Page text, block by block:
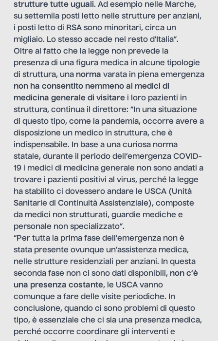
strutture tutte uguali. Ad esempio nelle Marche,
su settemila posti letto nelle strutture per anziani,
i posti letto di RSA sono minoritari, circa un
migliaio. Lo stesso accade nel resto d’Italia”.
Oltre al fatto che la legge non prevede la
presenza di una figura medica in alcune tipologie
di struttura, una norma varata in piena emergenza
non ha consentito nemmeno ai medici di
medicina generale di visitare i loro pazienti in
struttura, continua il direttore: “In una situazione
di questo tipo, come la pandemia, occorre avere a
disposizione un medico in struttura, che è
indispensabile. In base a una curiosa norma
statale, durante il periodo dell’emergenza COVID-
19 i medici di medicina generale non sono andati a
trovare i pazienti positivi al virus, perché la legge
ha stabilito ci dovessero andare le USCA (Unità
Sanitarie di Continuità Assistenziale), composte
da medici non strutturati, guardie mediche e
personale non specializzato”.
“Per tutta la prima fase dell’emergenza non è
stata presente ovunque un’assistenza medica,
nelle strutture residenziali per anziani. In questa
seconda fase non ci sono dati disponibili, non c’è
una presenza costante, le USCA vanno
comunque a fare delle visite periodiche. In
conclusione, quando ci sono problemi di questo
tipo, è essenziale che ci sia una presenza medica,
perché occorre coordinare gli interventi e